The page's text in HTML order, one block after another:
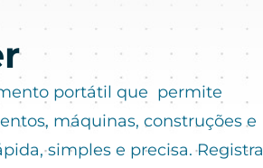
portátil que permite
máquinas, construções e
simples e precisa. Registra